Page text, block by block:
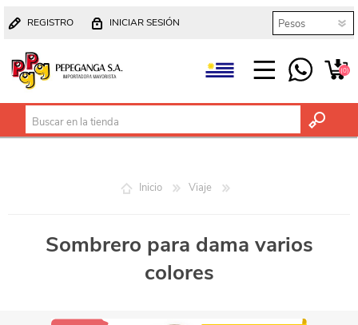
REGISTRO INICIAR SESIÓN
(0)
Inicio Viaje
Sombrero para dama varios
colores